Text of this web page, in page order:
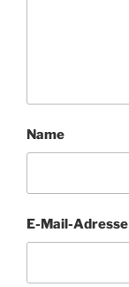
Name
E-Mail-Adresse